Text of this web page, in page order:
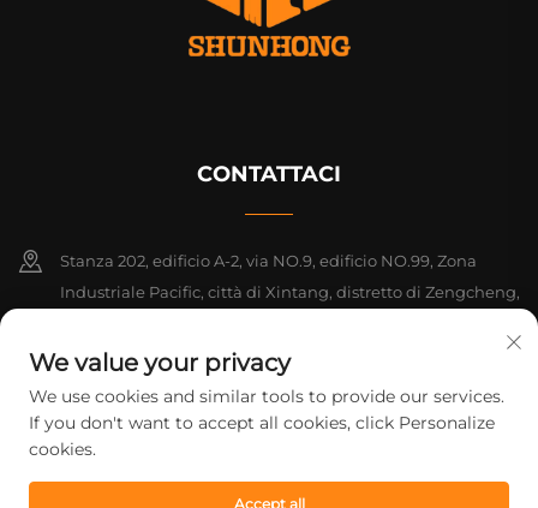
CONTATTACI
Stanza 202, edificio A-2, via NO.9, edificio NO.99, Zona
Industriale Pacific, città di Xintang, distretto di Zengcheng,
+86-18925142858
[email protected]
We value your privacy
We use cookies and similar tools to provide our services.
If you don't want to accept all cookies, click Personalize
cookies.
Accept all